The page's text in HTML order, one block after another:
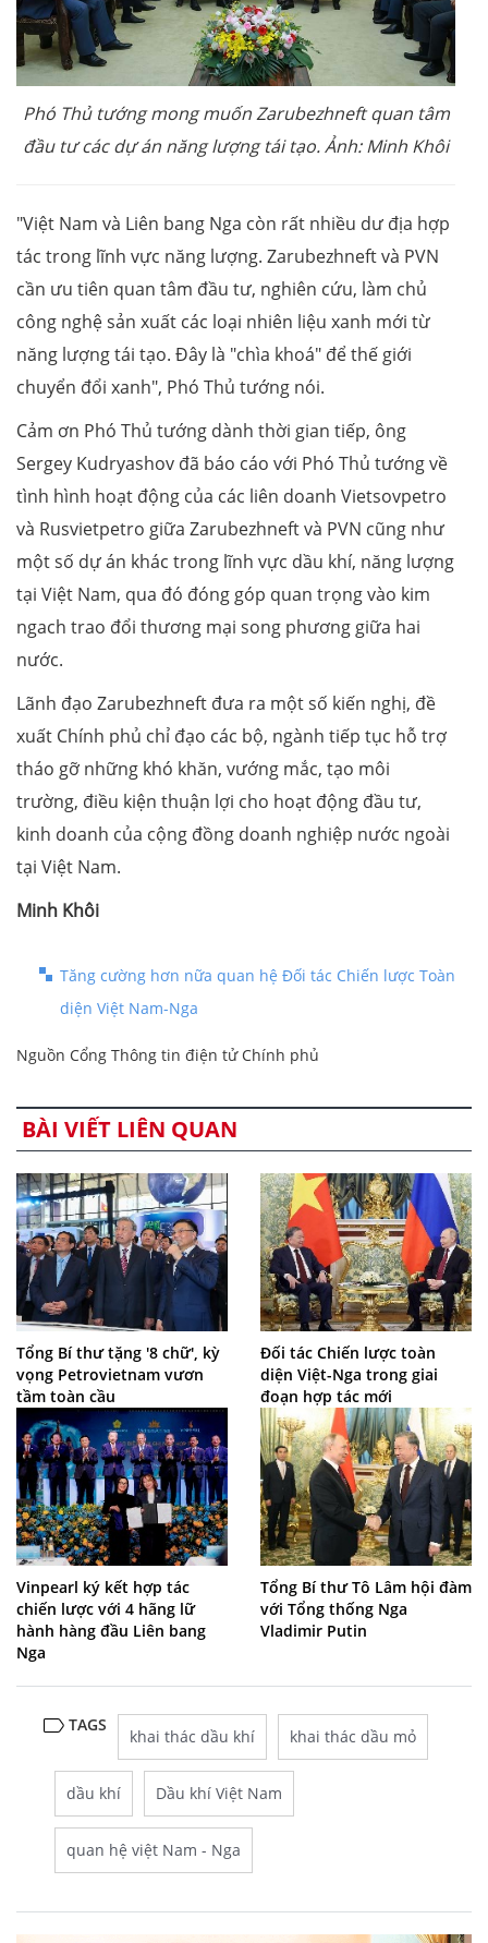
Phó Thủ tướng mong muốn Zarubezhneft quan tâm
đầu tư các dự án năng lượng tái tạo. Ảnh: Minh Khôi
"Việt Nam và Liên bang Nga còn rất nhiều dư địa hợp
tác trong lĩnh vực năng lượng. Zarubezhneft và PVN
cần ưu tiên quan tâm đầu tư, nghiên cứu, làm chủ
công nghệ sản xuất các loại nhiên liệu xanh mới từ
năng lượng tái tạo. Đây là "chìa khoá" để thế giới
chuyển đổi xanh", Phó Thủ tướng nói.
Cảm ơn Phó Thủ tướng dành thời gian tiếp, ông
Sergey Kudryashov đã báo cáo với Phó Thủ tướng về
tình hình hoạt động của các liên doanh Vietsovpetro
và Rusvietpetro giữa Zarubezhneft và PVN cũng như
một số dự án khác trong lĩnh vực dầu khí, năng lượng
tại Việt Nam, qua đó đóng góp quan trọng vào kim
ngach trao đổi thương mại song phương giữa hai
nước.
Lãnh đạo Zarubezhneft đưa ra một số kiến nghị, đề
xuất Chính phủ chỉ đạo các bộ, ngành tiếp tục hỗ trợ
tháo gỡ những khó khăn, vướng mắc, tạo môi
trường, điều kiện thuận lợi cho hoạt động đầu tư,
kinh doanh của cộng đồng doanh nghiệp nước ngoài
tại Việt Nam.
Minh Khôi
Tăng cường hơn nữa quan hệ Đối tác Chiến lược Toàn
diện Việt Nam-Nga
Nguồn Cổng Thông tin điện tử Chính phủ
BÀI VIẾT LIÊN QUAN
Tổng Bí thư tặng '8 chữ', kỳ
vọng Petrovietnam vươn
tầm toàn cầu
Đối tác Chiến lược toàn
diện Việt-Nga trong giai
đoạn hợp tác mới
Vinpearl ký kết hợp tác
chiến lược với 4 hãng lữ
hành hàng đầu Liên bang
Nga
Tổng Bí thư Tô Lâm hội đàm
với Tổng thống Nga
Vladimir Putin
TAGS
khai thác dầu khí khai thác dầu mỏ
dầu khí Dầu khí Việt Nam
quan hệ việt Nam - Nga